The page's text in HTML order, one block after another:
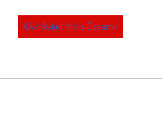
RAin Buket Yildiz-Özdemir